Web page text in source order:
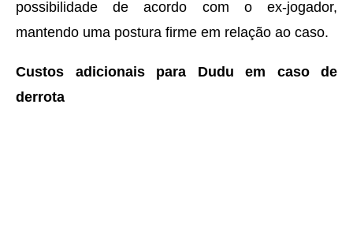
possibilidade de acordo com o ex-jogador,
mantendo uma postura firme em relação ao caso.
Custos adicionais para Dudu em caso de
derrota